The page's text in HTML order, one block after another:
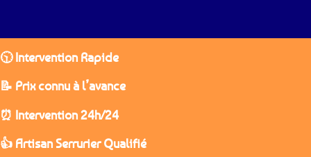
🕥 Intervention Rapide
📝 Prix connu à l’avance
⏰ Intervention 24h/24
👍 Artisan Serrurier Qualifié